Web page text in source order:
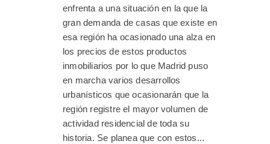
enfrenta a una situación en la que la
gran demanda de casas que existe en
esa región ha ocasionado una alza en
los precios de estos productos
inmobiliarios por lo que Madrid puso
en marcha varios desarrollos
urbanísticos que ocasionarán que la
región registre el mayor volumen de
actividad residencial de toda su
historia. Se planea que con estos...